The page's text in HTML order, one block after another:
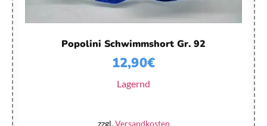
Popolini Schwimmshort Gr. 92
12,90€
Lagernd
zzgl.Versandkosten